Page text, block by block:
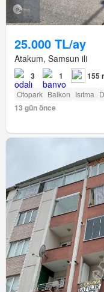
25.000 TL/ay
Atakum, Samsun ili
3 1 155
Otopark Balkon Isıtma
13 gün önce